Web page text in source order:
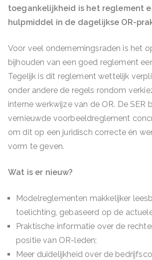
toegankelijkheid is het reglement
hulpmiddel in de dagelijkse OR-
Voor veel ondernemingsraden is het
bijhouden van een goed reglement
Tegelijk is dit reglement wettelijk
onder andere de regels rondom
interne werkwijze van de OR. De SER
vernieuwde voorbeeldreglement
om dit op een juridisch correcte én
vorm te geven.
Wat is er nieuw?
Modelreglementen makkelijker
toelichting, gebaseerd op de
Praktische informatie over de
positie van OR-leden;
Meer duidelijkheid over de